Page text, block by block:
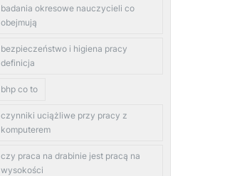
badania okresowe nauczycieli co
obejmują
bezpieczeństwo i higiena pracy
definicja
bhp co to
czynniki uciążliwe przy pracy z
komputerem
czy praca na drabinie jest pracą na
wysokości